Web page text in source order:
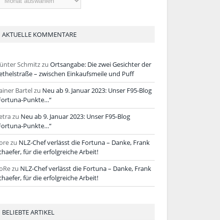
AKTUELLE KOMMENTARE
Schmitzzu Ortsangabe: Die zwei Gesichter der
– zwischen Einkaufsmeile und Puff
Bartelzu Neu ab 9. Januar 2023: Unser F95-Blog
Punkte…“
zu Neu ab 9. Januar 2023: Unser F95-Blog
Punkte…“
zu NLZ-Chef verlässt die Fortuna – Danke, Frank
für die erfolgreiche Arbeit!
zu NLZ-Chef verlässt die Fortuna – Danke, Frank
für die erfolgreiche Arbeit!
BELIEBTE ARTIKEL